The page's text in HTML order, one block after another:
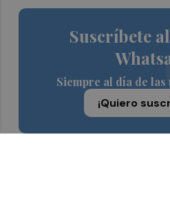
Suscríbete
Siempre al día de
¡Quiero